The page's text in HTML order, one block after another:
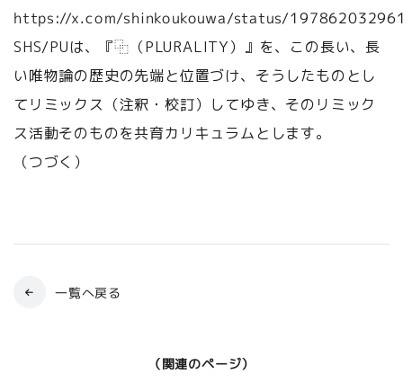
https://x.com/shinkoukouwa/status/
SHS/PUは、『⿻（PLURALITY）』を、この長い、長
い唯物論の歴史の先端と位置づけ、そうしたものとし
てリミックス（注釈・校訂）してゆき、そのリミック
ス活動そのものを共育カリキュラムとします。
（つづく）
一覧へ戻る
（関連のページ）